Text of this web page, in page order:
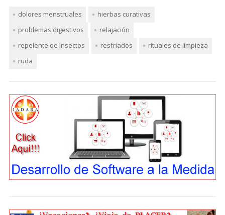
dolores menstruales
hierbas curativas
problemas digestivos
relajación
repelente de insectos
resfriados
rituales de limpieza
ruda